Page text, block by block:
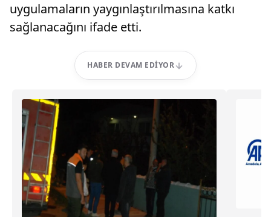
uygulamaların yaygınlaştırılmasına katkı
sağlanacağını ifade etti.
HABER DEVAM EDIYOR